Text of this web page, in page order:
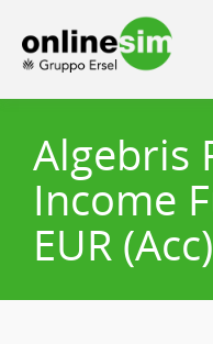
Algebris
Income
EUR (Acc)